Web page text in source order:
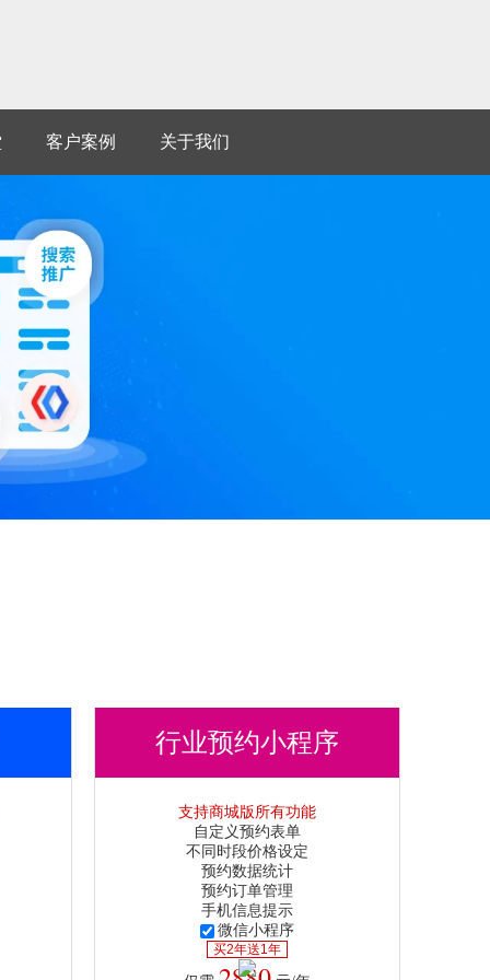
客户案例 关于我们
行业预约小程序
支持商城版所有功能
自定义预约表单
不同时段价格设定
预约数据统计
预约订单管理
手机信息提示
微信小程序
买2年送1年